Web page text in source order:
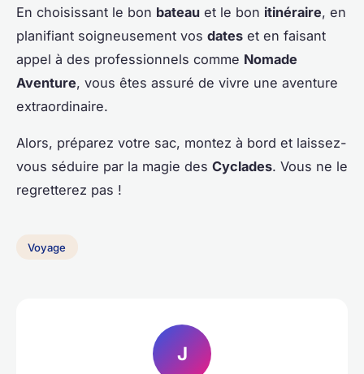
En choisissant le bon bateau et le bon itinéraire, en
planifiant soigneusement vos dates et en faisant
appel à des professionnels comme Nomade
Aventure, vous êtes assuré de vivre une aventure
extraordinaire.
Alors, préparez votre sac, montez à bord et laissez-
vous séduire par la magie des Cyclades. Vous ne le
regretterez pas !
Voyage
J